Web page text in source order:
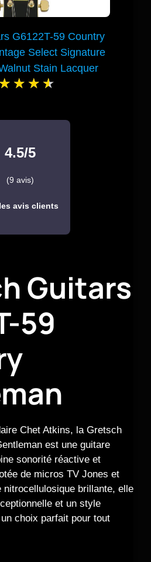
G6122T-59 Country
Select Signature
Stain Lacquer
4.5/5
(9 avis)
avis clients
Guitars
59
Chet Atkins, la Gretsch
est une guitare
sonorité réactive et
de micros TV Jones et
nitrocellulosique brillante, elle
et un style
choix parfait pour tout